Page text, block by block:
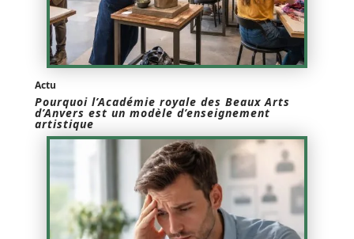
Actu
Pourquoi l’Académie royale des Beaux Arts
d’Anvers est un modèle d’enseignement
artistique